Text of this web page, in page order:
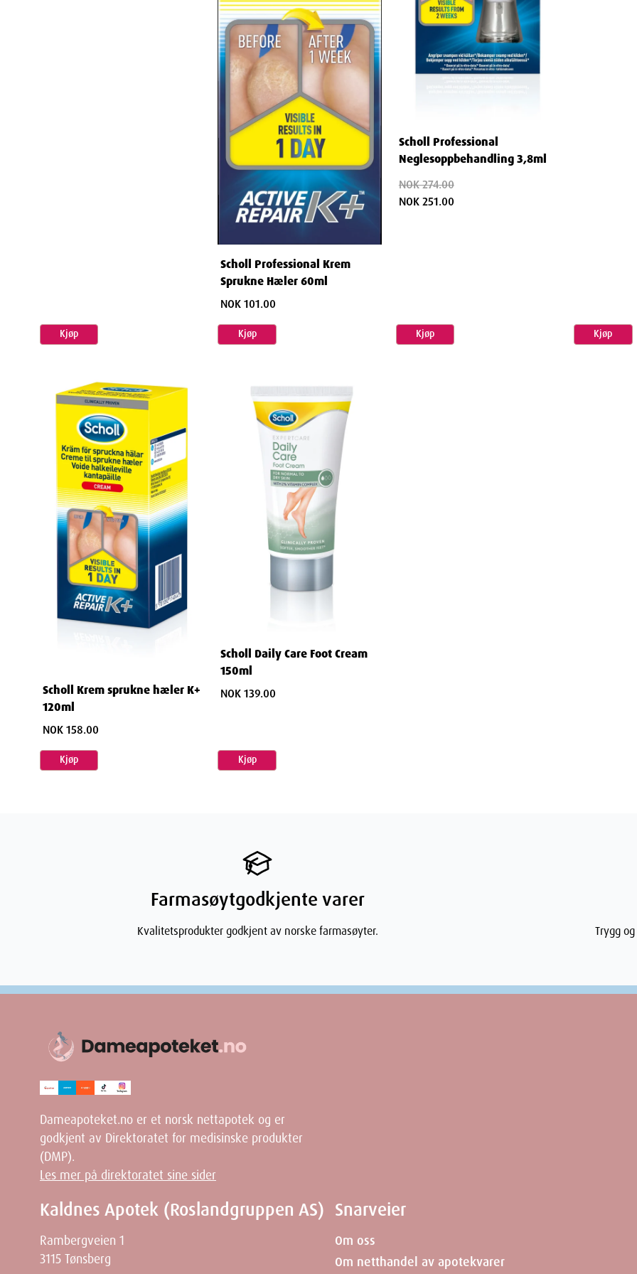
: Scholl soppdrepende skospray 250 ml
didecyldimethyl ammonium chloride.
Dimensjoner
Width
Weight
Kjøp
Scholl Professional Krem
Sprukne Hæler 60ml
NOK 101.00
Kjøp
Scholl Professional
Neglesoppbehandling 3,8ml
NOK 274.00
NOK 251.00
Kjøp Kjøp
Scholl Krem sprukne hæler K+
120ml
NOK 158.00
Kjøp
Scholl Daily Care Foot Cream
150ml
NOK 139.00
Kjøp
Farmasøytgodkjente varer
Kvalitetsprodukter godkjent av norske farmasøyter. Trygg
Dameapoteket.no er et norsk nettapotek og er
godkjent av Direktoratet for medisinske produkter
(DMP).
Les mer på direktoratet sine sider
Kaldnes Apotek (Roslandgruppen AS)
Rambergveien 1
3115 Tønsberg
Snarveier
Om oss
Om netthandel av apotekvarer